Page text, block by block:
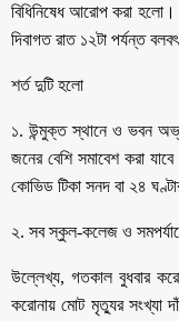
বিধিনিষেধ আরোপ করা হলো।
দিবাগত রাত ১২টা পর্যন্ত
শর্ত দুটি হলো
১. উন্মুক্ত স্থানে ও ভবন
জনের বেশি সমাবেশ করা
কোভিড টিকা সনদ বা ২৪
২. সব স্কুল-কলেজ ও
উল্লেখ্য, গতকাল বুধবার
করোনায় মোট মৃত্যুর সংখ্যা